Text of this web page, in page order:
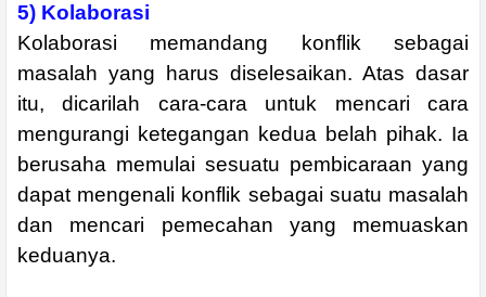
5) Kolaborasi
Kolaborasi memandang konflik sebagai
masalah yang harus diselesaikan. Atas dasar
itu, dicarilah cara-cara untuk mencari cara
mengurangi ketegangan kedua belah pihak. Ia
berusaha memulai sesuatu pembicaraan yang
dapat mengenali konflik sebagai suatu masalah
dan mencari pemecahan yang memuaskan
keduanya.